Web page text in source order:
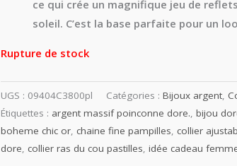
ce qui crée un magnifique jeu de
soleil. C’est la base parfaite pour un
Rupture de stock
UGS : 09404C3800pl Catégories : Bijoux argent,
Étiquettes : argent massif poinconne dore., bijou
boheme chic or, chaine fine pampilles, collier
dore, collier ras du cou pastilles, idée cadeau